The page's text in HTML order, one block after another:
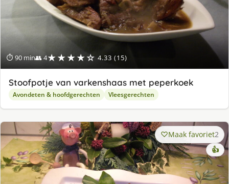
⏱ 90 min👥 4★★★★☆ 4.33 (15)
Stoofpotje van varkenshaas met peperkoek
Avondeten & hoofdgerechten Vleesgerechten
Maak favoriet2
👍